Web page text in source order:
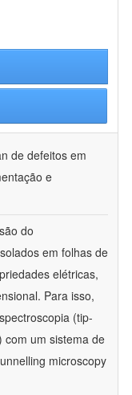
de defeitos em
e
do
em folhas de
elétricas,
Para isso,
(tip-
com um sistema de
microscopy